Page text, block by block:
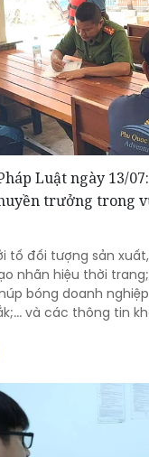
Luật ngày 13/
trưởng trong
tố đối tượng sản
nhãn hiệu thời
bóng doanh
và các thông tin